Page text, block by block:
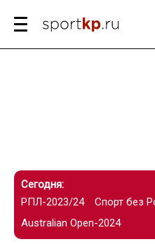
Сегодня:
РПЛ-2023/24
Спорт без
Australian Open-2024